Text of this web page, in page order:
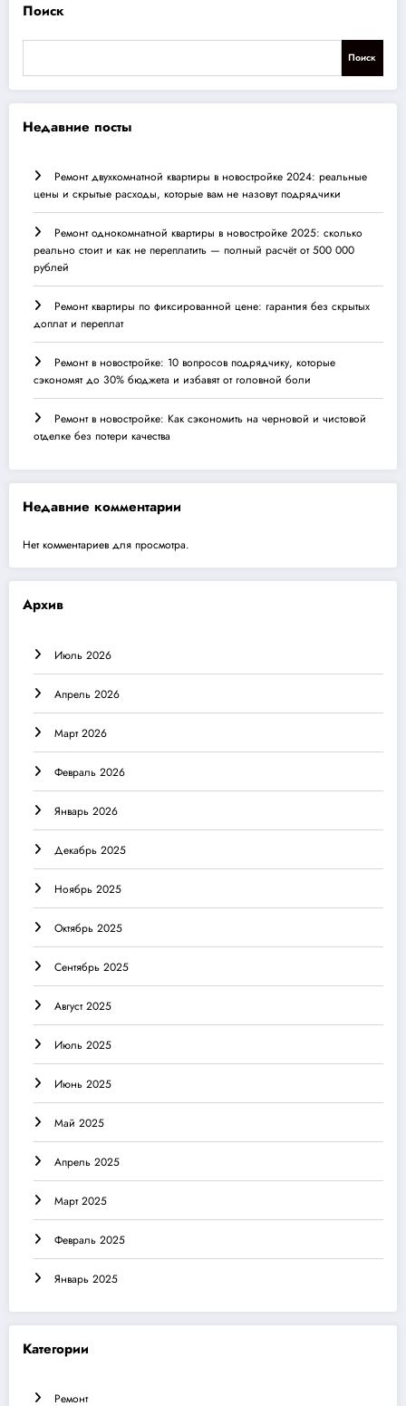
Поиск
Поиск
Недавние посты
Ремонт двухкомнатной квартиры в новостройке 2024: реальные
цены и скрытые расходы, которые вам не назовут подрядчики
Ремонт однокомнатной квартиры в новостройке 2025: сколько
реально стоит и как не переплатить — полный расчёт от 500 000
рублей
Ремонт квартиры по фиксированной цене: гарантия без скрытых
доплат и переплат
Ремонт в новостройке: 10 вопросов подрядчику, которые
сэкономят до 30% бюджета и избавят от головной боли
Ремонт в новостройке: Как сэкономить на черновой и чистовой
отделке без потери качества
Недавние комментарии
Нет комментариев для просмотра.
Архив
Июль 2026
Апрель 2026
Март 2026
Февраль 2026
Январь 2026
Декабрь 2025
Ноябрь 2025
Октябрь 2025
Сентябрь 2025
Август 2025
Июль 2025
Июнь 2025
Май 2025
Апрель 2025
Март 2025
Февраль 2025
Январь 2025
Категории
Ремонт